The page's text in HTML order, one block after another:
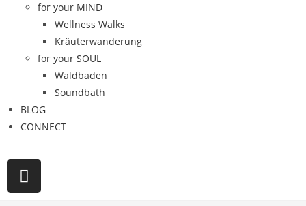
for your MIND
Wellness Walks
Kräuterwanderung
for your SOUL
Waldbaden
Soundbath
BLOG
CONNECT